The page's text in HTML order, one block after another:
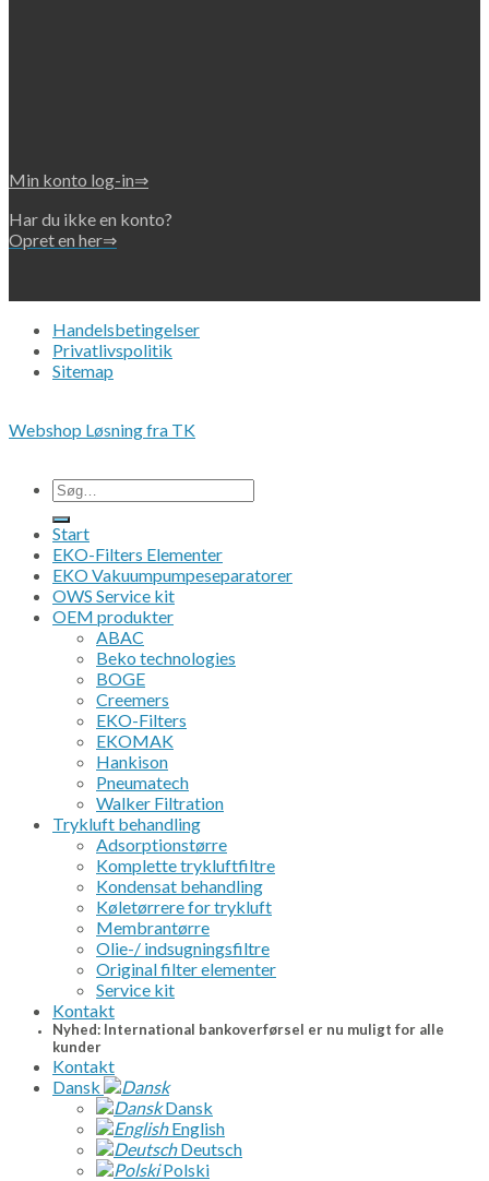
Min konto log-in⇒
Har du ikke en konto?
Opret en her⇒
Handelsbetingelser
Privatlivspolitik
Sitemap
Webshop Løsning fra TK
Søg
efter:
Start
EKO-Filters Elementer
EKO Vakuumpumpeseparatorer
OWS Service kit
OEM produkter
ABAC
Beko technologies
BOGE
Creemers
EKO-Filters
EKOMAK
Hankison
Pneumatech
Walker Filtration
Trykluft behandling
Adsorptionstørre
Komplette trykluftfiltre
Kondensat behandling
Køletørrere for trykluft
Membrantørre
Olie-/ indsugningsfiltre
Original filter elementer
Service kit
Kontakt
Nyhed: International bankoverførsel er nu muligt for alle
kunder
Kontakt
Dansk
Dansk
English
Deutsch
Polski